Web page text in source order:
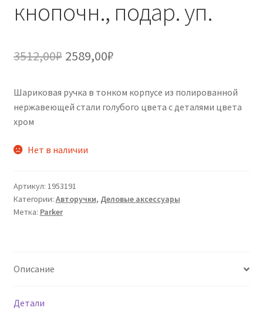
кнопочн., подар. уп.
3512,00₽ Первоначальная
составляла
2589,00₽Текущая
2589,00₽.
Шариковая ручка в тонком корпусе из полированной
нержавеющей стали голубого цвета с деталями цвета
хром
Нет в наличии
Артикул: 1953191
Категории: Авторучки, Деловые аксессуары
Метка: Parker
Описание
Детали